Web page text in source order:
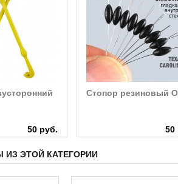
50 руб.
Стопор резиновый
50
ИЗ ЭТОЙ КАТЕГОРИИ